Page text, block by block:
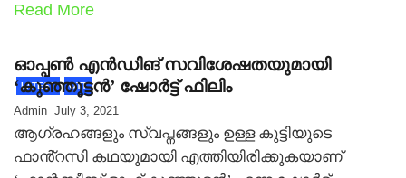
Read More
LATEST OTT
ഓപ്പൺ എൻഡിങ് സവിശേഷതയുമായി
‘കുഞ്ഞൂട്ടന്‍’ ഷോർട്ട് ഫിലിം
Admin July 3, 2021
ആഗ്രഹങ്ങളും സ്വപ്നങ്ങളും ഉള്ള കുട്ടിയുടെ
ഫാൻ്റസി കഥയുമായി എത്തിയിരിക്കുകയാണ്